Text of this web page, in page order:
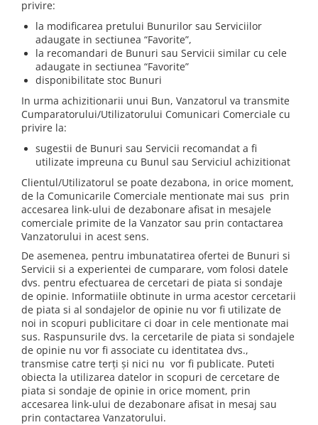
privire:
la modificarea pretului Bunurilor sau Serviciilor
adaugate in sectiunea “Favorite”,
la recomandari de Bunuri sau Servicii similar cu cele
adaugate in sectiunea “Favorite”
disponibilitate stoc Bunuri
In urma achizitionarii unui Bun, Vanzatorul va transmite
Cumparatorului/Utilizatorului Comunicari Comerciale cu
privire la:
sugestii de Bunuri sau Servicii recomandat a fi
utilizate impreuna cu Bunul sau Serviciul achizitionat
Clientul/Utilizatorul se poate dezabona, in orice moment,
de la Comunicarile Comerciale mentionate mai sus prin
accesarea link-ului de dezabonare afisat in mesajele
comerciale primite de la Vanzator sau prin contactarea
Vanzatorului in acest sens.
De asemenea, pentru imbunatatirea ofertei de Bunuri si
Servicii si a experientei de cumparare, vom folosi datele
dvs. pentru efectuarea de cercetari de piata si sondaje
de opinie. Informatiile obtinute in urma acestor cercetarii
de piata si al sondajelor de opinie nu vor fi utilizate de
noi in scopuri publicitare ci doar in cele mentionate mai
sus. Raspunsurile dvs. la cercetarile de piata si sondajele
de opinie nu vor fi associate cu identitatea dvs.,
transmise catre terți și nici nu vor fi publicate. Puteti
obiecta la utilizarea datelor in scopuri de cercetare de
piata si sondaje de opinie in orice moment, prin
accesarea link-ului de dezabonare afisat in mesaj sau
prin contactarea Vanzatorului.